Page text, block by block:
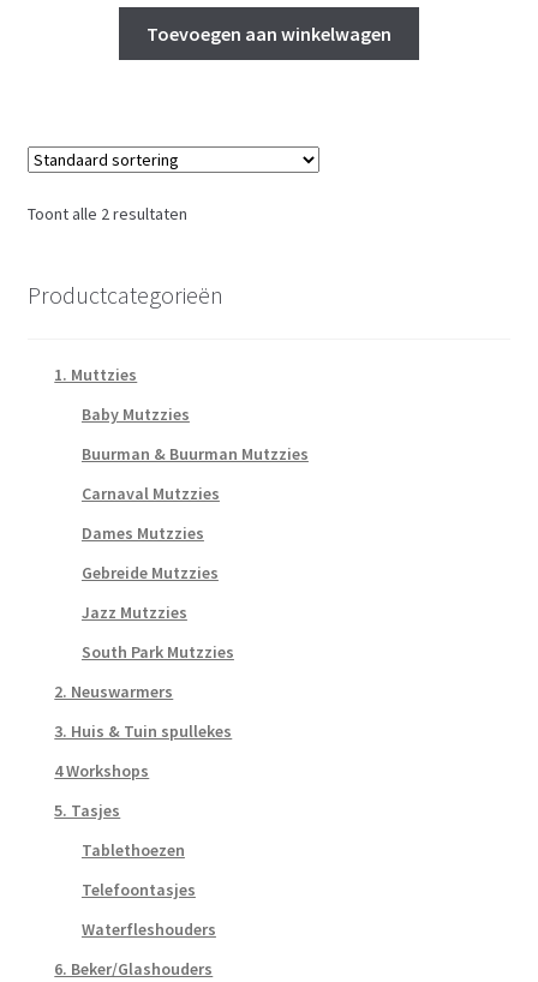
Toevoegen aan winkelwagen
Toont alle 2 resultaten
Productcategorieën
1. Muttzies
Baby Mutzzies
Buurman & Buurman Mutzzies
Carnaval Mutzzies
Dames Mutzzies
Gebreide Mutzzies
Jazz Mutzzies
South Park Mutzzies
2. Neuswarmers
3. Huis & Tuin spullekes
4 Workshops
5. Tasjes
Tablethoezen
Telefoontasjes
Waterfleshouders
6. Beker/Glashouders